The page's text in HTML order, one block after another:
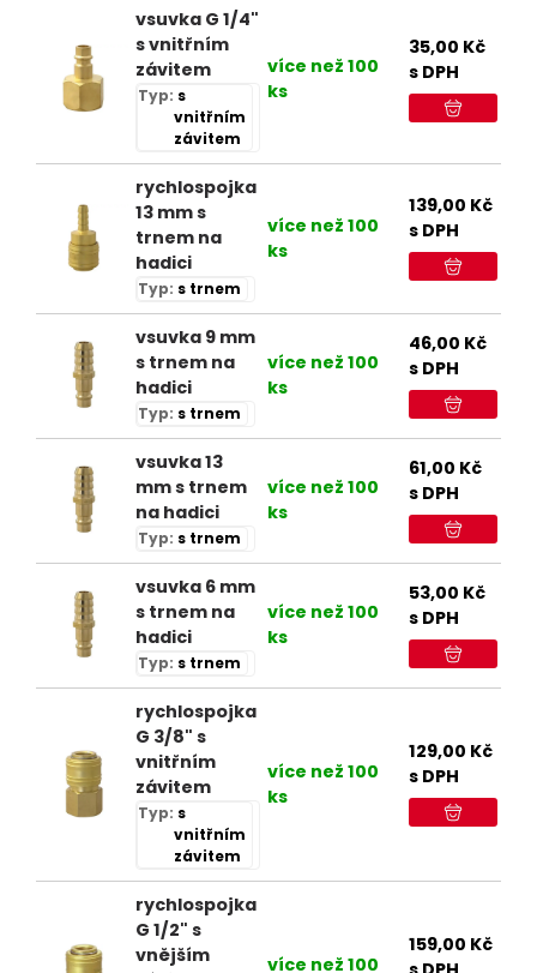
vsuvka G 1/4"
s vnitřním
závitem
Typ: s
vnitřním
závitem
více než 100
ks
35,00 Kč
s DPH
rychlospojka
13 mm s
trnem na
hadici
Typ: s trnem
více než 100
ks
139,00 Kč
s DPH
vsuvka 9 mm
s trnem na
hadici
Typ: s trnem
více než 100
ks
46,00 Kč
s DPH
vsuvka 13
mm s trnem
na hadici
Typ: s trnem
více než 100
ks
61,00 Kč
s DPH
vsuvka 6 mm
s trnem na
hadici
Typ: s trnem
více než 100
ks
53,00 Kč
s DPH
rychlospojka
G 3/8" s
vnitřním
závitem
Typ: s
vnitřním
závitem
více než 100
ks
129,00 Kč
s DPH
rychlospojka
G 1/2" s
vnějším
více než 100
159,00 Kč